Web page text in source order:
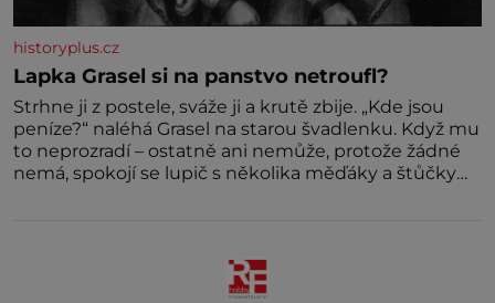
historyplus.cz
Lapka Grasel si na panstvo netroufl?
Strhne ji z postele, sváže ji a krutě zbije. „Kde jsou
peníze?“ naléhá Grasel na starou švadlenku. Když mu
to neprozradí – ostatně ani nemůže, protože žádné
nemá, spokojí se lupič s několika měďáky a štůčky